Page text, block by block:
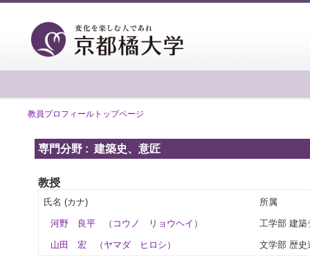
教員プロフィールトップページ
専門分野 : 建築史、意匠
教授
氏名 (カナ) 所属
河野 良平 （コウノ リョウヘイ） 工学部 建築
山田 宏 （ヤマダ ヒロシ） 文学部 歴史